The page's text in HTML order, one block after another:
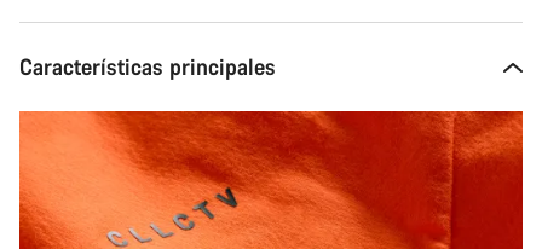
Características principales